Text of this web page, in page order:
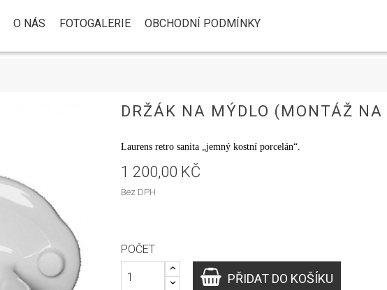
O NÁS FOTOGALERIE OBCHODNÍ PODMÍNKY
DRŽÁK NA MÝDLO (MONTÁŽ
Laurens retro sanita „jemný kostní porcelán“.
1 200,00 KČ
Bez DPH
POČET
PŘIDAT DO KOŠÍKU